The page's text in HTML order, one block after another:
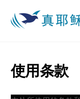
content
使用条款